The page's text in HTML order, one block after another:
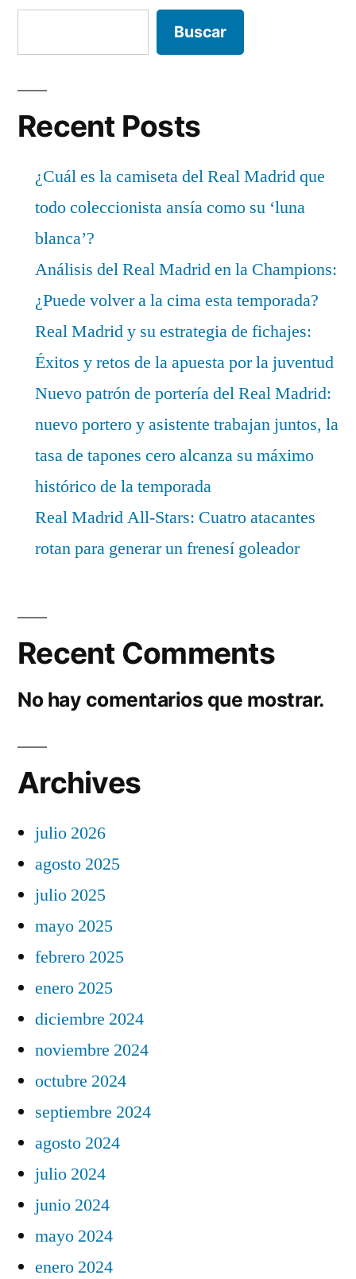
Buscar
Recent Posts
¿Cuál es la camiseta del Real Madrid que
todo coleccionista ansía como su ‘luna
blanca’?
Análisis del Real Madrid en la Champions:
¿Puede volver a la cima esta temporada?
Real Madrid y su estrategia de fichajes:
Éxitos y retos de la apuesta por la juventud
Nuevo patrón de portería del Real Madrid:
nuevo portero y asistente trabajan juntos, la
tasa de tapones cero alcanza su máximo
histórico de la temporada
Real Madrid All-Stars: Cuatro atacantes
rotan para generar un frenesí goleador
Recent Comments
No hay comentarios que mostrar.
Archives
julio 2026
agosto 2025
julio 2025
mayo 2025
febrero 2025
enero 2025
diciembre 2024
noviembre 2024
octubre 2024
septiembre 2024
agosto 2024
julio 2024
junio 2024
mayo 2024
enero 2024